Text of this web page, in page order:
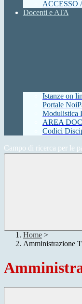
ACCESSO
Docenti e ATA
Istanze on
Portale
Modulistica
AREA
Codici
Campo di ricerca per le
Home >
Amministrazione